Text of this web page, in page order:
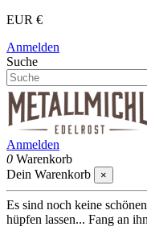
EUR €
Anmelden
Suche
Anmelden
0 Warenkorb
Dein Warenkorb
×
Es sind noch keine
hüpfen lassen... Fang an